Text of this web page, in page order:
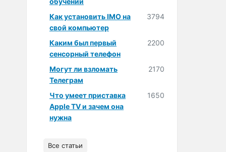
Как установить IMO на
свой компьютер
3794
Каким был первый
сенсорный телефон
2200
Могут ли взломать
Телеграм
2170
Что умеет приставка
Apple TV и зачем она
нужна
1650
Все статьи